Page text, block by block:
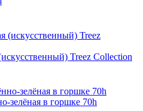
Treez Collection
зелёная в горшке 70h